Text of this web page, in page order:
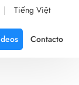
Tiếng Việt
Contacto